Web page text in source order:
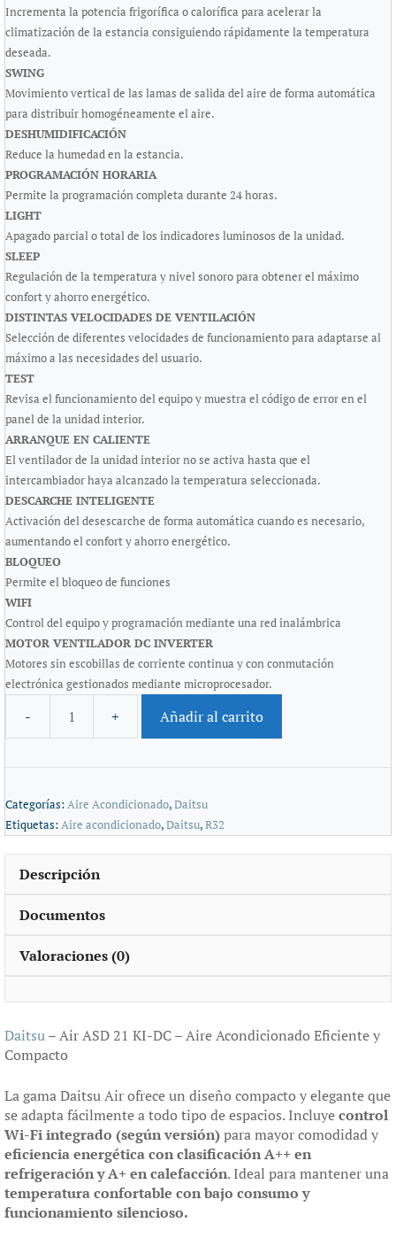
Incrementa la potencia frigorífica o calorífica para acelerar la
climatización de la estancia consiguiendo rápidamente la temperatura
deseada.
SWING
Movimiento vertical de las lamas de salida del aire de forma automática
para distribuir homogéneamente el aire.
DESHUMIDIFICACIÓN
Reduce la humedad en la estancia.
PROGRAMACIÓN HORARIA
Permite la programación completa durante 24 horas.
LIGHT
Apagado parcial o total de los indicadores luminosos de la unidad.
SLEEP
Regulación de la temperatura y nivel sonoro para obtener el máximo
confort y ahorro energético.
DISTINTAS VELOCIDADES DE VENTILACIÓN
Selección de diferentes velocidades de funcionamiento para adaptarse al
máximo a las necesidades del usuario.
TEST
Revisa el funcionamiento del equipo y muestra el código de error en el
panel de la unidad interior.
ARRANQUE EN CALIENTE
El ventilador de la unidad interior no se activa hasta que el
intercambiador haya alcanzado la temperatura seleccionada.
DESCARCHE INTELIGENTE
Activación del desescarche de forma automática cuando es necesario,
aumentando el confort y ahorro energético.
BLOQUEO
Permite el bloqueo de funciones
WIFI
Control del equipo y programación mediante una red inalámbrica
MOTOR VENTILADOR DC INVERTER
Motores sin escobillas de corriente continua y con conmutación
electrónica gestionados mediante microprocesador.
Añadir al carrito
Categorías:Aire Acondicionado,Daitsu
Etiquetas:Aire acondicionado,Daitsu,R32
Descripción
Documentos
Valoraciones (0)
Daitsu– Air ASD 21 KI-DC – Aire Acondicionado Eficiente y
Compacto
La gama Daitsu Air ofrece un diseño compacto y elegante que
se adapta fácilmente a todo tipo de espacios. Incluyecontrol
Wi-Fi integrado (según versión)para mayor comodidad y
eficiencia energética con clasificación A++ en
refrigeración y A+ en calefacción. Ideal para mantener una
temperatura confortable con bajo consumo y
funcionamiento silencioso.